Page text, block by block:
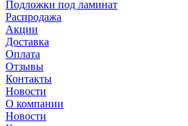
Подложки под ламинат
Распродажа
Акции
Доставка
Оплата
Отзывы
Контакты
Новости
О компании
Новости